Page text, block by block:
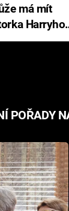
má mít
Harryho
ráznou
POŘADY